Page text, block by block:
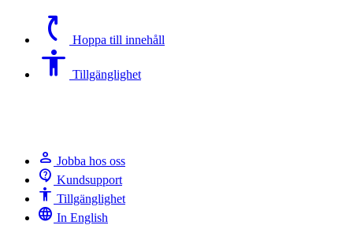
switch_access_shortcut Hoppa till innehåll
Accessibility Tillgänglighet
person Jobba hos oss
contact_support Kundsupport
Accessibility Tillgänglighet
language In English